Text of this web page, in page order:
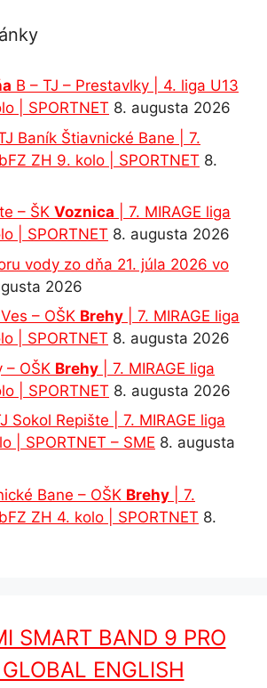
B – TJ – Prestavlky | 4. liga U13
| SPORTNET 8. augusta 2026
Baník Štiavnické Bane | 7.
ZH 9. kolo | SPORTNET 8.
– ŠK Voznica | 7. MIRAGE liga
| SPORTNET 8. augusta 2026
vody zo dňa 21. júla 2026 vo
2026
– OŠK Brehy | 7. MIRAGE liga
| SPORTNET 8. augusta 2026
– OŠK Brehy | 7. MIRAGE liga
| SPORTNET 8. augusta 2026
Sokol Repište | 7. MIRAGE liga
| SPORTNET – SME 8. augusta
Bane – OŠK Brehy | 7.
ZH 4. kolo | SPORTNET 8.
SMART BAND 9 PRO
ENGLISH